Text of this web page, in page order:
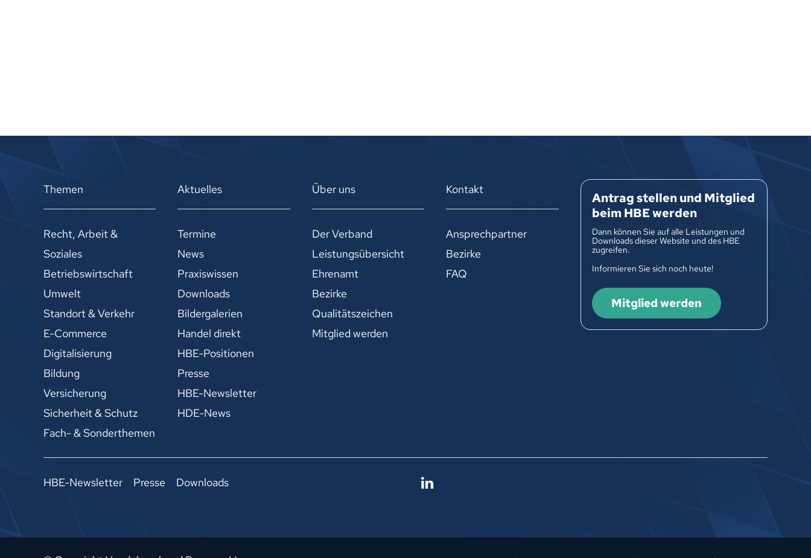
Themen
Recht, Arbeit &
Soziales
Betriebswirtschaft
Umwelt
Standort & Verkehr
E-Commerce
Digitalisierung
Bildung
Versicherung
Sicherheit & Schutz
Fach- & Sonderthemen
Aktuelles
Termine
News
Praxiswissen
Downloads
Bildergalerien
Handel direkt
HBE-Positionen
Presse
HBE-Newsletter
HDE-News
Über uns
Der Verband
Leistungsübersicht
Ehrenamt
Bezirke
Qualitätszeichen
Mitglied werden
Kontakt
Ansprechpartner
Bezirke
FAQ
Antrag stellen und Mitglied
beim HBE werden
Dann können Sie auf alle Leistungen und
Downloads dieser Website und des HBE
zugreifen.
Informieren Sie sich noch heute!
Mitglied werden
HBE-Newsletter Presse Downloads